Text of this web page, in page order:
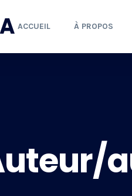
ACCUEIL À PROPOS